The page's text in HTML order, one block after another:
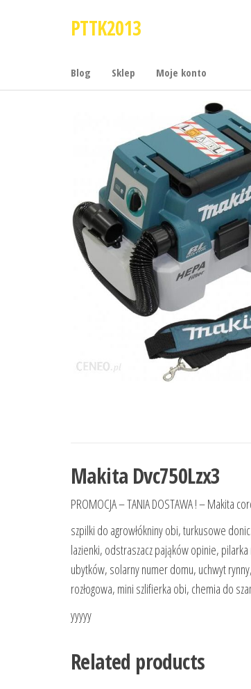
PTTK2013
Blog Sklep Moje konto
Makita Dvc750Lzx3
PROMOCJA – TANIA DOSTAWA ! – Makita
szpilki do agrowłókniny obi, turkusowe
lazienki, odstraszacz pająków opinie,
ubytków, solarny numer domu, uchwyt
rozłogowa, mini szlifierka obi, chemia do
yyyyy
Related products